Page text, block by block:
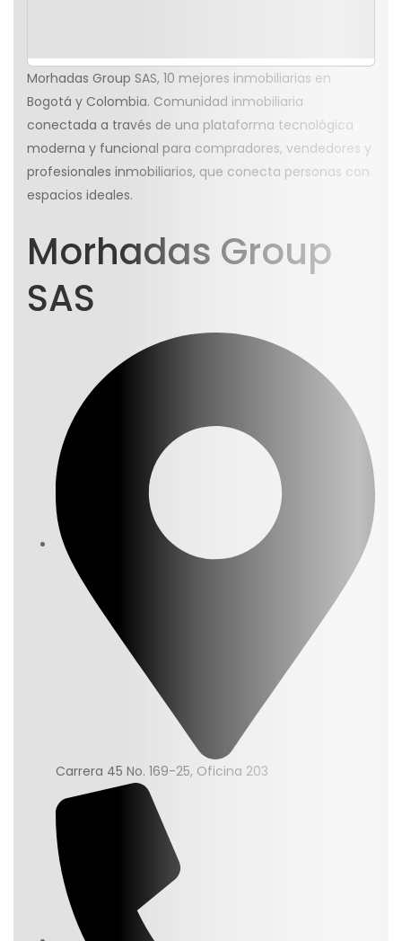
Morhadas Group SAS, 10 mejores inmobiliarias en
Bogotá y Colombia. Comunidad inmobiliaria
conectada a través de una plataforma tecnológica
moderna y funcional para compradores, vendedores y
profesionales inmobiliarios, que conecta personas con
espacios ideales.
Morhadas Group
SAS
Carrera 45 No. 169-25, Oficina 203